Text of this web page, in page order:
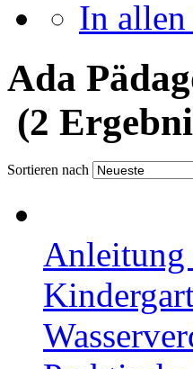
In allen
Ada
(2
Sortieren nach
Anleitung